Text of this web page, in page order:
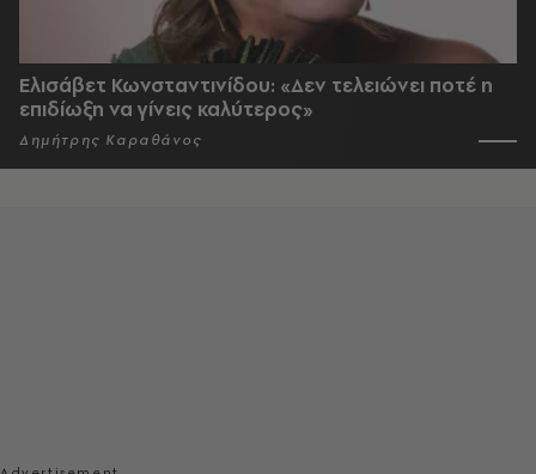
Ελισάβετ Κωνσταντινίδου: «Δεν τελειώνει ποτέ η
επιδίωξη να γίνεις καλύτερος»
Δημήτρης Καραθάνος